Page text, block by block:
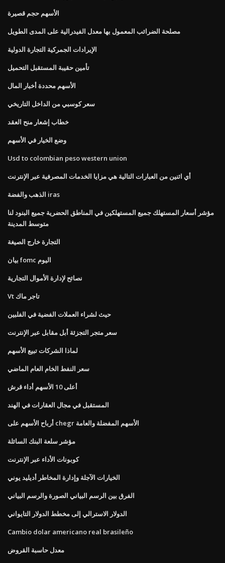
الأسهم حجم قصيرة
مصلحة الضرائب المعمول بها معدل الفيدرالية على المدى الطويل
الإيرادات الجمركية التجارة الدولية
تأمين حقيبة المستقبل التحميل
الأسهم محددة أخبار المال
سعر كوسبي من الداخل التاريخي
خطاب إشعار منح العقد
وضع الخيار في الأسهم
Usd to colombian peso western union
أي اثنين من العبارات التالية هي مزايا الخدمات المصرفية عبر الإنترنت
الذهب والفضة iras
مؤشر أسعار المستهلك جميع المستهلكين في المناطق الحضرية جميع البنود لنا
متوسط ​​المدينة
التجارة خارج الصيغة
بيان fomc اليوم
نصائح لإدارة الأموال التجارية
Vt تاجر ماك
حيث لشراء العملات الفضية في الفلبين
سعر متجر التجزئة أبل مقابل عبر الإنترنت
لماذا الشركات تبيع الأسهم
سعر النفط الخام العام الماضي
أعلى 10 الأسهم أداء قرش
المستقبل في مجال العقارات في الهند
أرباح الأسهم على chegr الأسهم المفضلة والعامة
مؤشر سلعة البنك السائلة
كوبونات الأداء عبر الإنترنت
الخيارات الآجلة وإدارة المخاطر أديليد يوني
الفرق بين الرسم البياني الصورة والرسم البياني
الدولار الاسترالي إلى مخطط الدولار التايواني
Cambio dolar americano real brasileño
معدل حاسبة القروض